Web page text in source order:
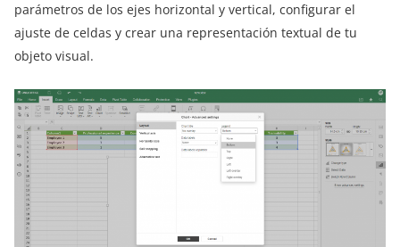
parámetros de los ejes horizontal y vertical, configurar el
ajuste de celdas y crear una representación textual de tu
objeto visual.